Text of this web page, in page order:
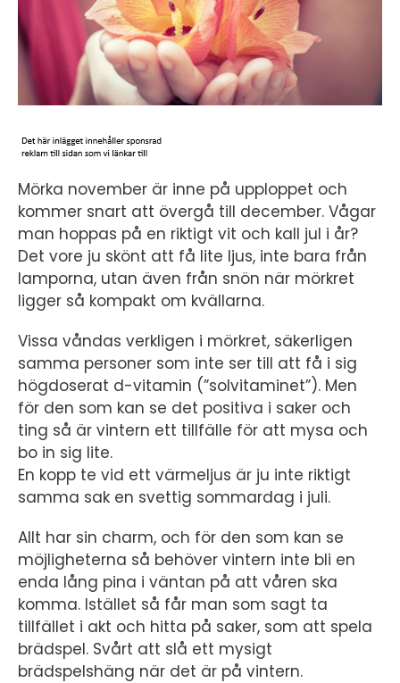
Mörka november är inne på upploppet och
kommer snart att övergå till december. Vågar
man hoppas på en riktigt vit och kall jul i år?
Det vore ju skönt att få lite ljus, inte bara från
lamporna, utan även från snön när mörkret
ligger så kompakt om kvällarna.
Vissa våndas verkligen i mörkret, säkerligen
samma personer som inte ser till att få i sig
högdoserat d-vitamin (”solvitaminet”). Men
för den som kan se det positiva i saker och
ting så är vintern ett tillfälle för att mysa och
bo in sig lite.
En kopp te vid ett värmeljus är ju inte riktigt
samma sak en svettig sommardag i juli.
Allt har sin charm, och för den som kan se
möjligheterna så behöver vintern inte bli en
enda lång pina i väntan på att våren ska
komma. Istället så får man som sagt ta
tillfället i akt och hitta på saker, som att spela
brädspel. Svårt att slå ett mysigt
brädspelshäng när det är på vintern.